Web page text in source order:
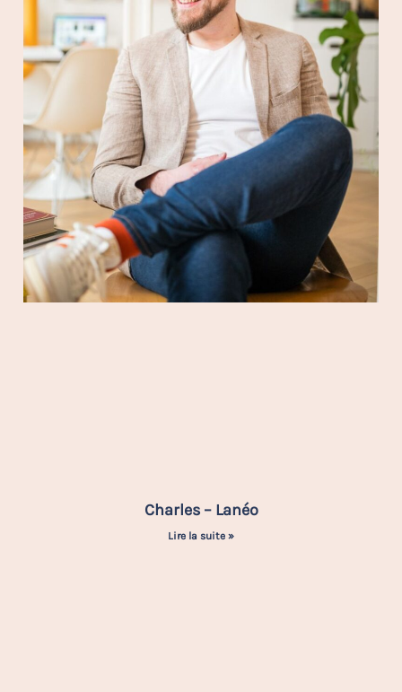
Charles – Lanéo
Lire la suite »